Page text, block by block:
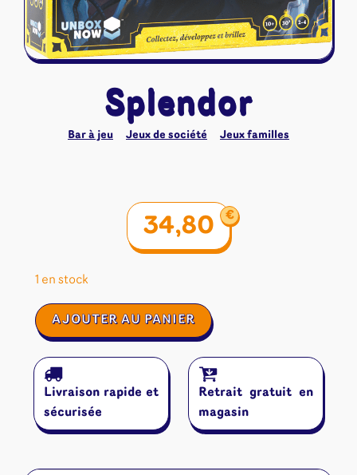
Splendor
Bar à jeu Jeux de société Jeux familles
34,80 €
1 en stock
quantité
de
AJOUTER AU PANIER
Livraison rapide et
sécurisée
Retrait gratuit en
magasin